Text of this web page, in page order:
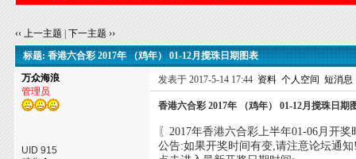
‹‹ 上一主题 |下一主题 ››
标题: 香港六合彩 2017年 （鸡年） 01-12月搅珠日期图表
万众海浪
管理员
UID 915
发表于 2017-5-14 17:44 资料 个人空间 短消息
香港六合彩 2017年 （鸡年） 01-12月搅珠日期
〖2017年香港六合彩上半年01-06月开
公告:如果开奖时间有变,请注意论坛通